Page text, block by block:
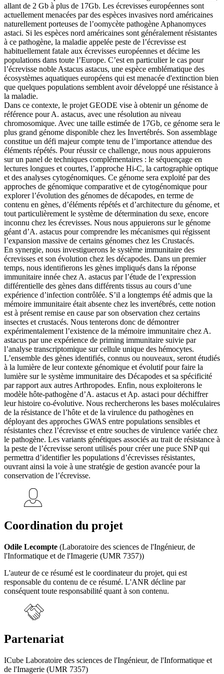
allant de 2 Gb à plus de 17Gb. Les écrevisses européennes sont
actuellement menacées par des espèces invasives nord américaines
naturellement porteuses de l’oomycète pathogène Aphanomyces
astaci. Si les espèces nord américaines sont généralement résistantes
à ce pathogène, la maladie appelée peste de l’écrevisse est
habituellement fatale aux écrevisses européennes et décime les
populations dans toute l’Europe. C’est en particulier le cas pour
l’écrevisse noble Astacus astacus, une espèce emblématique des
écosystèmes aquatiques européens qui est menacée d'extinction bien
que quelques populations semblent avoir développé une résistance à
la maladie.
Dans ce contexte, le projet GEODE vise à obtenir un génome de
référence pour A. astacus, avec une résolution au niveau
chromosomique. Avec une taille estimée de 17Gb, ce génome sera le
plus grand génome disponible chez les Invertébrés. Son assemblage
constitue un défi majeur compte tenu de l’importance attendue des
éléments répétés. Pour réussir ce challenge, nous nous appuierons
sur un panel de techniques complémentaires : le séquençage en
lectures longues et courtes, l’approche Hi-C, la cartographie optique
et des analyses cytogénomiques. Ce génome sera exploité par des
approches de génomique comparative et de cytogénomique pour
explorer l’évolution des génomes de décapodes, en terme de
contenu en gènes, d’éléments répétés et d’architecture du génome, et
tout particulièrement le système de détermination du sexe, encore
inconnu chez les écrevisses. Nous nous appuierons sur le génome
géant d’A. astacus pour comprendre les mécanismes qui régissent
l’expansion massive de certains génomes chez les Crustacés.
En synergie, nous investiguerons le système immunitaire des
écrevisses et son évolution chez les décapodes. Dans un premier
temps, nous identifierons les gènes impliqués dans la réponse
immunitaire innée chez A. astacus par l’étude de l’expression
différentielle des gènes dans différents tissus au cours d’une
expérience d’infection contrôlée. S’il a longtemps été admis que la
mémoire immunitaire était absente chez les invertébrés, cette notion
est à présent remise en cause par son observation chez certains
insectes et crustacés. Nous tenterons donc de démontrer
expérimentalement l’existence de la mémoire immunitaire chez A.
astacus par une expérience de priming immunitaire suivie par
l’analyse transcriptomique sur cellule unique des hémocytes.
L’ensemble des gènes identifiés, connus ou nouveaux, seront étudiés
à la lumière de leur contexte génomique et évolutif pour faire la
lumière sur le système immunitaire des Décapodes et sa spécificité
par rapport aux autres Arthropodes. Enfin, nous exploiterons le
modèle hôte-pathogène d’A. astacus et Ap. astaci pour déchiffrer
leur histoire co-évolutive. Nous rechercherons les bases moléculaires
de la résistance de l’hôte et de la virulence du pathogènes en
déployant des approches GWAS entre populations sensibles et
résistantes chez l’écrevisse et entre souches de virulence variée chez
le pathogène. Les variants génétiques associés au trait de résistance à
la peste de l’écrevisse seront utilisés pour créer une puce SNP qui
permettra d’identifier les populations d’écrevisses résistantes,
ouvrant ainsi la voie à une stratégie de gestion avancée pour la
conservation de l’écrevisse.
Coordination du projet
Odile Lecompte (Laboratoire des sciences de l'Ingénieur, de
l'Informatique et de l'Imagerie (UMR 7357))
L'auteur de ce résumé est le coordinateur du projet, qui est
responsable du contenu de ce résumé. L'ANR décline par
conséquent toute responsabilité quant à son contenu.
Partenariat
ICube Laboratoire des sciences de l'Ingénieur, de l'Informatique et
de l'Imagerie (UMR 7357)